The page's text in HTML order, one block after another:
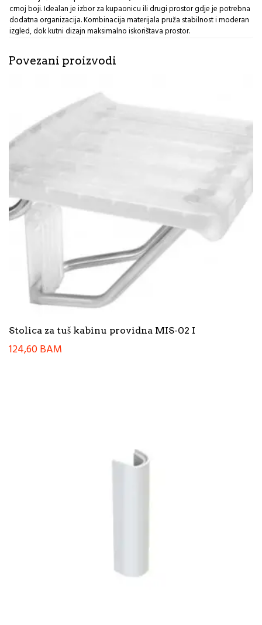
crnoj boji. Idealan je izbor za kupaonicu ili drugi prostor gdje je potrebna
dodatna organizacija. Kombinacija materijala pruža stabilnost i moderan
izgled, dok kutni dizajn maksimalno iskorištava prostor.
Povezani proizvodi
Stolica za tuš kabinu providna MIS-02 I
124,60BAM